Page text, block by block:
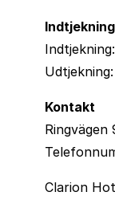
Kontakt
Clarion